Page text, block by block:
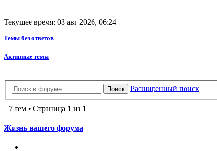
Текущее время: 08 авг 2026, 06:24
Темы без ответов
Активные темы
Поиск Расширенный поиск
7 тем • Страница 1 из 1
Жизнь нашего форума